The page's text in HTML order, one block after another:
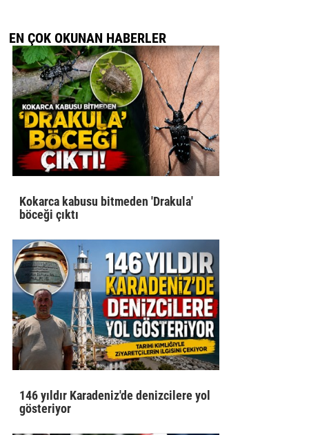
EN ÇOK OKUNAN HABERLER
Kokarca kabusu bitmeden 'Drakula'
böceği çıktı
146 yıldır Karadeniz'de denizcilere yol
gösteriyor